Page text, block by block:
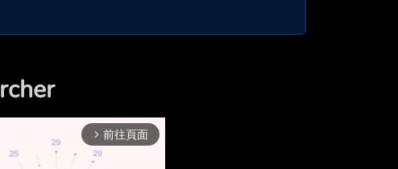
arrow_forward_ios 前往頁面